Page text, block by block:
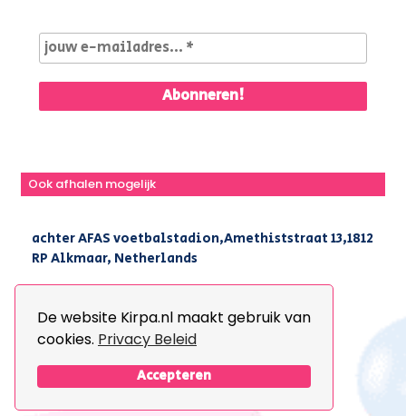
De website Kirpa.nl maakt gebruik van
cookies. Privacy Beleid
Accepteren
Ook afhalen mogelijk
achter AFAS voetbalstadion,Amethiststraat 13,1812
RP Alkmaar, Netherlands
+31(0) 251 296 806 info@kirpa.nl
© 2026 Kirpa. All Rights Reserved.
The Webdesign